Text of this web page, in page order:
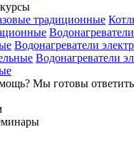
традиционные
Водонагреватели
Водонагреватели
Мы готовы